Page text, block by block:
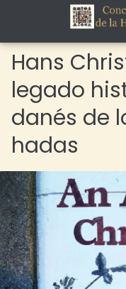
Hans
legado
danés de
hadas